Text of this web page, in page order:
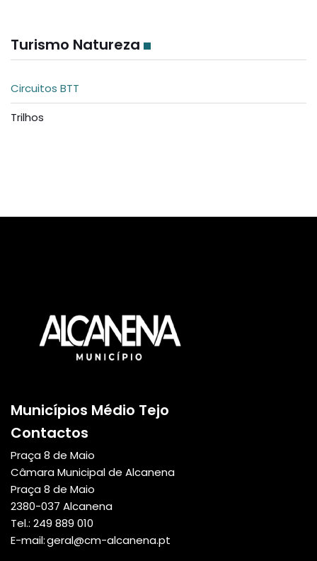
Turismo Natureza
Circuitos BTT
Trilhos
Municípios Médio Tejo
Contactos
Praça 8 de Maio
Câmara Municipal de Alcanena
Praça 8 de Maio
2380-037 Alcanena
Tel.: 249 889 010
E-mail:geral@cm-alcanena.pt